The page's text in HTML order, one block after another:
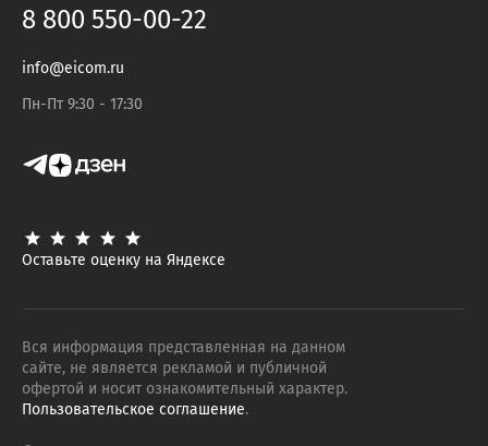
8 800 550-00-22
info@eicom.ru
Пн-Пт 9:30 - 17:30
Оставьте оценку на Яндексе
Вся информация представленная на данном
сайте, не является рекламой и публичной
офертой и носит ознакомительный характер.
Пользовательское соглашение.